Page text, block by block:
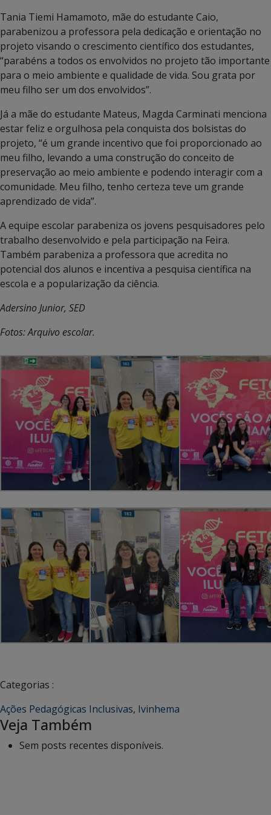
Tania Tiemi Hamamoto, mãe do estudante Caio,
parabenizou a professora pela dedicação e orientação no
projeto visando o crescimento científico dos estudantes,
“parabéns a todos os envolvidos no projeto tão importante
para o meio ambiente e qualidade de vida. Sou grata por
meu filho ser um dos envolvidos”.
Já a mãe do estudante Mateus, Magda Carminati menciona
estar feliz e orgulhosa pela conquista dos bolsistas do
projeto, “é um grande incentivo que foi proporcionado ao
meu filho, levando a uma construção do conceito de
preservação ao meio ambiente e podendo interagir com a
comunidade. Meu filho, tenho certeza teve um grande
aprendizado de vida”.
A equipe escolar parabeniza os jovens pesquisadores pelo
trabalho desenvolvido e pela participação na Feira.
Também parabeniza a professora que acredita no
potencial dos alunos e incentiva a pesquisa científica na
escola e a popularização da ciência.
Adersino Junior, SED
Fotos: Arquivo escolar.
Categorias :
Ações Pedagógicas Inclusivas, Ivinhema
Veja Também
Sem posts recentes disponíveis.